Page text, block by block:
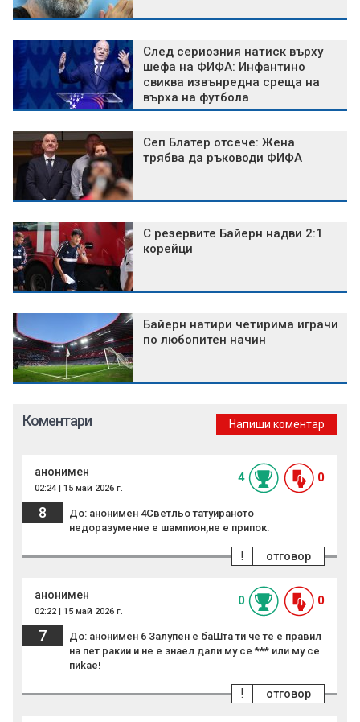
След сериозния натиск върху
шефа на ФИФА: Инфантино
свиква извънредна среща на
върха на футбола
Сеп Блатер отсече: Жена
трябва да ръководи ФИФА
С резервите Байерн надви 2:1
корейци
Байерн натири четирима играчи
по любопитен начин
Коментари Напиши коментар
анонимен
02:24 | 15 май 2026 г.
4 0
8
До: анонимен 4Светльо татуираното
недоразумение е шампион,не е припок.
отговор
!
анонимен
02:22 | 15 май 2026 г.
0 0
7
До: анонимен 6 Залупен е баШта ти че те е правил
на пет ракии и не е знаел дали му се *** или му се
пиkае!
отговор
!